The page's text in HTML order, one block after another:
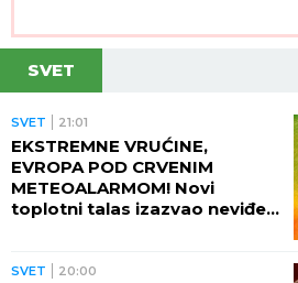
SVET
SVET 21:01
EKSTREMNE VRUĆINE,
EVROPA POD CRVENIM
METEOALARMOM! Novi
toplotni talas izazvao neviđeni
SVET 20:00